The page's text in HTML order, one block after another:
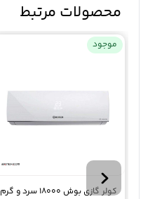
محصولات مرتبط
موجود
کولر گازی بوش 18000 سرد و گرم